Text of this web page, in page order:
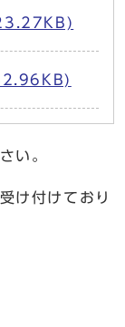
い。
け付けており